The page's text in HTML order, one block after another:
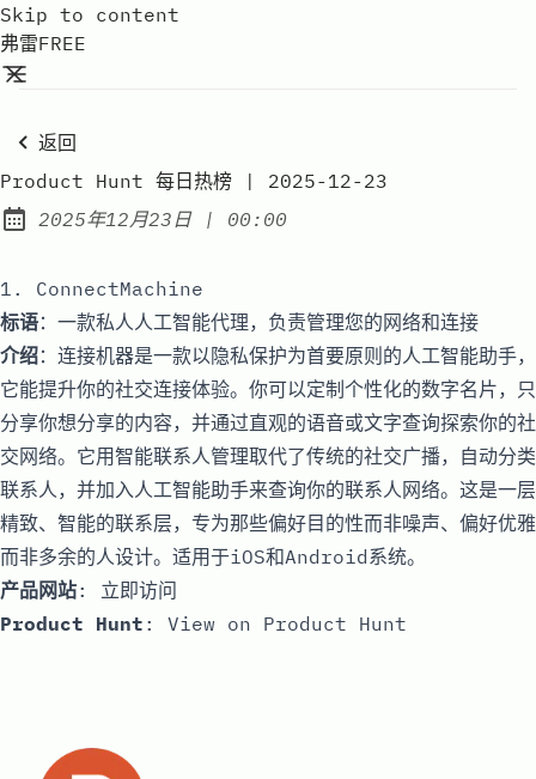
Skip to content
弗雷FREE
返回
Product Hunt 每日热榜 | 2025-12-23
Published:
2025年12月23日| at
00:00
1. ConnectMachine
标语：一款私人人工智能代理，负责管理您的网络和连接
介绍：连接机器是一款以隐私保护为首要原则的人工智能助手，
它能提升你的社交连接体验。你可以定制个性化的数字名片，只
分享你想分享的内容，并通过直观的语音或文字查询探索你的社
交网络。它用智能联系人管理取代了传统的社交广播，自动分类
联系人，并加入人工智能助手来查询你的联系人网络。这是一层
精致、智能的联系层，专为那些偏好目的性而非噪声、偏好优雅
而非多余的人设计。适用于iOS和Android系统。
产品网站: 立即访问
Product Hunt : View on Product Hunt